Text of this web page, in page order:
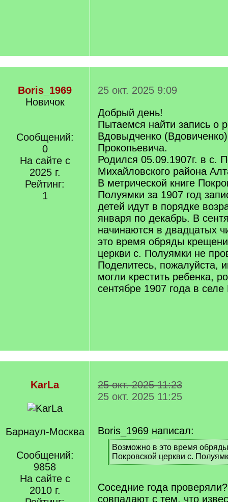
Boris_1969
Новичок
Сообщений:
0
На сайте с
2025 г.
Рейтинг:
1
25 окт. 2025 9:09
Добрый день!
Пытаемся найти запись о
Вдовыдченко
Прокопьевича.
Родился 05.09.1907г. в с.
Михайловского района
В метрической книге
Полуямки за 1907 год
детей идут в порядке
января по декабрь. В
начинаются в двадцатых
это время обряды
церкви с. Полуямки не
Поделитесь, пожалуйста,
могли крестить ребенка,
сентябре 1907 года в
KarLa
Барнаул-Москва
Сообщений:
9858
На сайте с
2010 г.
25 окт. 2025 11:23
25 окт. 2025 11:25
Boris_1969 написал:
[
q
]
Возможно в это время
Покровской церкви с.
[
q
]
Соседние года
совпадают с тем, что